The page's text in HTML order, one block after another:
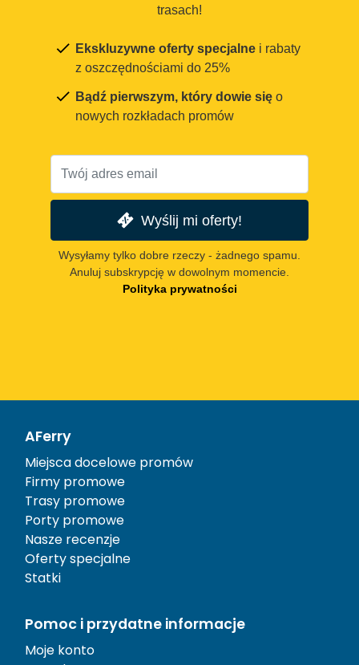
trasach!
Ekskluzywne oferty specjalne i rabaty
z oszczędnościami do 25%
Bądź pierwszym, który dowie się o
nowych rozkładach promów
Wyślij mi oferty!
Wysyłamy tylko dobre rzeczy - żadnego spamu.
Anuluj subskrypcję w dowolnym momencie.
Polityka prywatności
AFerry
Miejsca docelowe promów
Firmy promowe
Trasy promowe
Porty promowe
Nasze recenzje
Oferty specjalne
Statki
Pomoc i przydatne informacje
Moje konto